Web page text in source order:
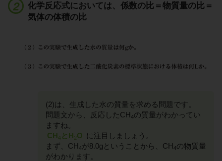
化学反応式においては、係数の比＝物質量の比＝
気体の体積の比
(2)は、生成した水の質量を求める問題です。
問題文から、反応したCH4の質量がわかってい
ますね。
CH4 とH2O に注目しましょう。
まず、CH4が8.0gということから、CH4の物質量
がわかります。